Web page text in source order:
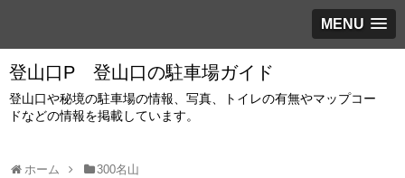
MENU
登山口P 登山口の駐車場ガイド
登山口や秘境の駐車場の情報、写真、トイレの有無やマップコー
ドなどの情報を掲載しています。
ホーム 300名山